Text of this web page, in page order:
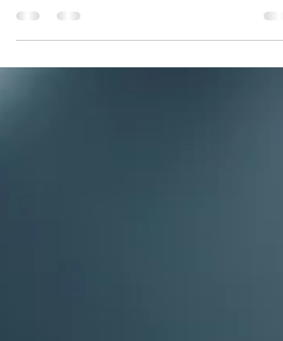
Die Prinzipien der Heiligen Geometrie wie der
Blume des Lebens findet man in viel antiken...